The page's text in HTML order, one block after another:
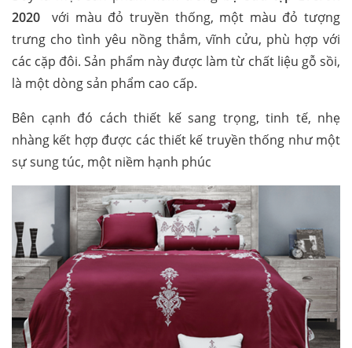
2020 với màu đỏ truyền thống, một màu đỏ tượng
trưng cho tình yêu nồng thắm, vĩnh cửu, phù hợp với
các cặp đôi. Sản phẩm này được làm từ chất liệu gỗ sồi,
là một dòng sản phẩm cao cấp.
Bên cạnh đó cách thiết kế sang trọng, tinh tế, nhẹ
nhàng kết hợp được các thiết kế truyền thống như một
sự sung túc, một niềm hạnh phúc